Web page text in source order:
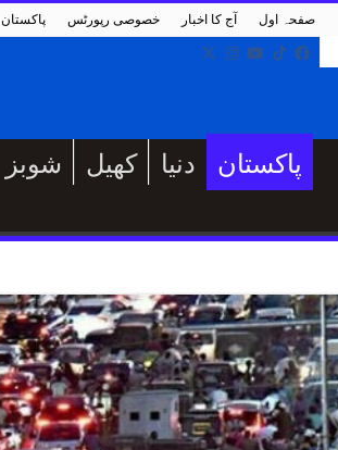
پاکستان خصوصی رپورٹس آج کا اخبار صفحہ اول
شوبز کھیل دنیا
پاکستان